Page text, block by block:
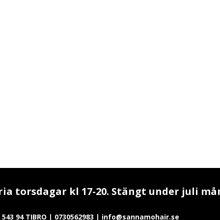
torsdagar kl 17-20. Stängt under juli
94 TIBRO | 0730562983 | info@sannamohair.se